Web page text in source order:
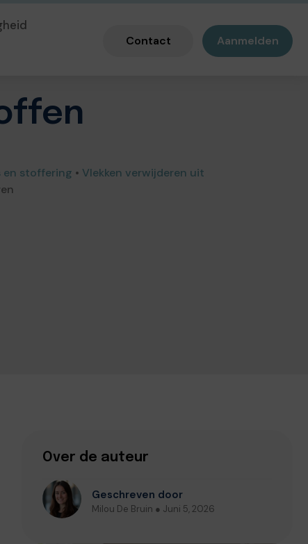
Contact Aanmelden
en stoffering • Vlekken verwijderen uit
Over de auteur
Geschreven door
Milou De Bruin ● Juni 5, 2026